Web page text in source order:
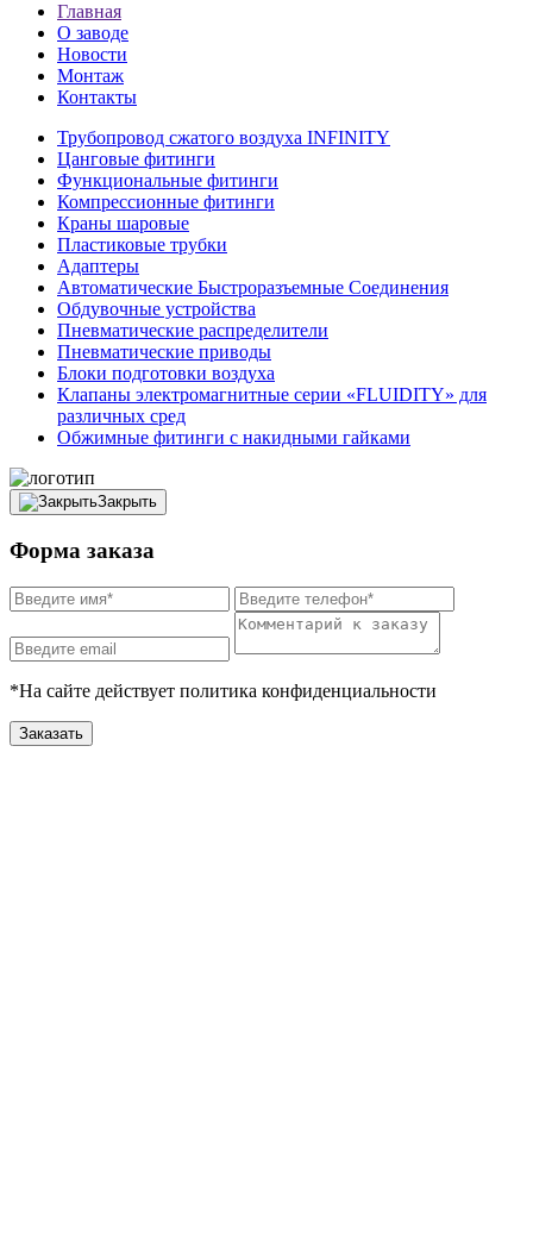
Главная
О заводе
Новости
Монтаж
Контакты
Трубопровод сжатого воздуха INFINITY
Цанговые фитинги
Функциональные фитинги
Компрессионные фитинги
Краны шаровые
Пластиковые трубки
Адаптеры
Автоматические Быстроразъемные Соединения
Обдувочные устройства
Пневматические распределители
Пневматические приводы
Блоки подготовки воздуха
Клапаны электромагнитные серии «FLUIDITY» для
различных сред
Обжимные фитинги с накидными гайками
Закрыть
Форма заказа
*На сайте действует политика конфиденциальности